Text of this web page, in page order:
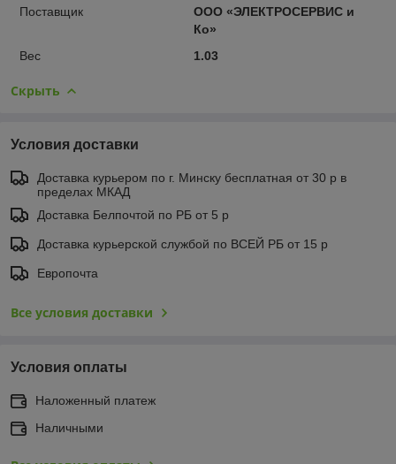
Поставщик
ООО «ЭЛЕКТРОСЕРВИС и
Ко»
Вес
1.03
Скрыть
Условия доставки
Доставка курьером по г. Минску бесплатная от 30 р в
пределах МКАД
Доставка Белпочтой по РБ от 5 р
Доставка курьерской службой по ВСЕЙ РБ от 15 р
Европочта
Все условия доставки
Условия оплаты
Наложенный платеж
Наличными